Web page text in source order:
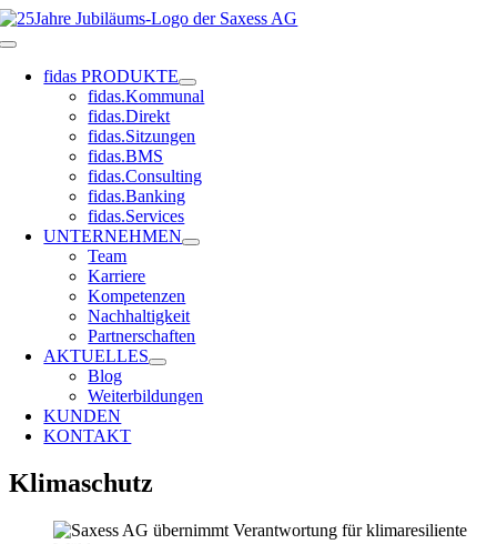
Zum
Inhalt
Toggle
Navigationfidas PRODUKTE
fidas.Kommunal
fidas.Direkt
fidas.Sitzungen
fidas.BMS
fidas.Consulting
fidas.Banking
fidas.Services
UNTERNEHMEN
Team
Karriere
Kompetenzen
Nachhaltigkeit
Partnerschaften
AKTUELLES
Blog
Weiterbildungen
KUNDEN
KONTAKT
Klimaschutz